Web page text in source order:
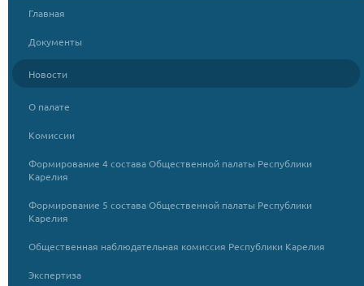
Главная
Документы
Новости
О палате
Комиссии
Формирование 4 состава Общественной палаты Республики
Карелия
Формирование 5 состава Общественной палаты Республики
Карелия
Общественная наблюдательная комиссия Республики Карелия
Экспертиза